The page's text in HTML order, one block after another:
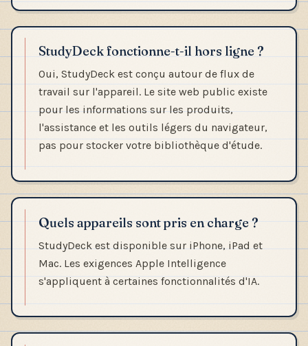
StudyDeck fonctionne-t-il hors ligne ?
Oui, StudyDeck est conçu autour de flux de
travail sur l'appareil. Le site web public existe
pour les informations sur les produits,
l'assistance et les outils légers du navigateur,
pas pour stocker votre bibliothèque d'étude.
Quels appareils sont pris en charge ?
StudyDeck est disponible sur iPhone, iPad et
Mac. Les exigences Apple Intelligence
s'appliquent à certaines fonctionnalités d'IA.